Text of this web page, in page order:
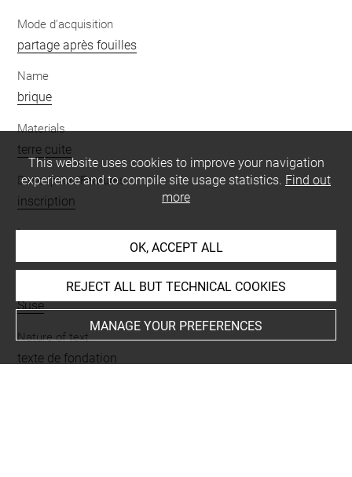
Mode d'acquisition
partage après fouilles
Name
brique
Materials
terre cuite
Description/Features
inscription
Language
Suse
Nature of text
texte de fondation
This website uses cookies to improve your navigation
experience and to compile site usage statistics. Find out
more
OK, ACCEPT ALL
REJECT ALL BUT TECHNICAL COOKIES
MANAGE YOUR PREFERENCES